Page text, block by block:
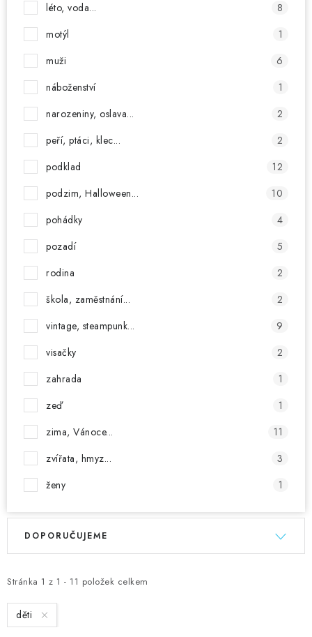
léto, voda...
8
motýl
1
muži
6
náboženství
1
narozeniny, oslava...
2
peří, ptáci, klec...
2
podklad
12
podzim, Halloween...
10
pohádky
4
pozadí
5
rodina
2
škola, zaměstnání...
2
vintage, steampunk...
9
visačky
2
zahrada
1
zeď
1
zima, Vánoce...
11
zvířata, hmyz...
3
ženy
1
V
i
s
p
Stránka 1 z 1 - 11 položek celkem
Ř
e
n
í
DOPORUČUJEME
děti